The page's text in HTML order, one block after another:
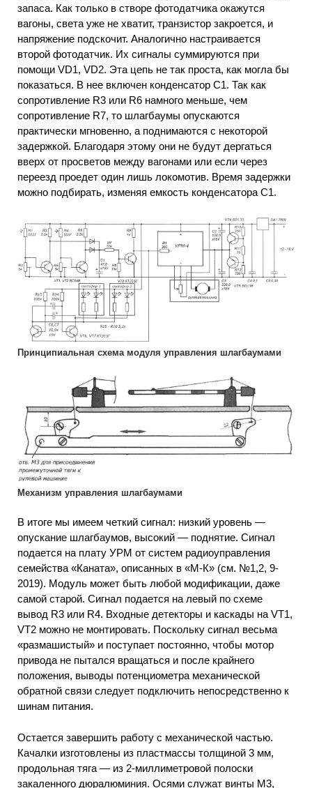
запаса. Как только в створе фотодатчика окажутся
вагоны, света уже не хватит, транзистор закроется, и
напряжение подскочит. Аналогично настраивается
второй фотодатчик. Их сигналы суммируются при
помощи VD1, VD2. Эта цепь не так проста, как могла бы
показаться. В нее включен конденсатор С1. Так как
сопротивление R3 или R6 намного меньше, чем
сопротивление R7, то шлагбаумы опускаются
практически мгновенно, а поднимаются с некоторой
задержкой. Благодаря этому они не будут дергаться
вверх от просветов между вагонами или если через
переезд проедет один лишь локомотив. Время задержки
можно подбирать, изменяя емкость конденсатора С1.
Принципиальная схема модуля управления шлагбаумами
Механизм управления шлагбаумами
В итоге мы имеем четкий сигнал: низкий уровень —
опускание шлагбаумов, высокий — поднятие. Сигнал
подается на плату УРМ от систем радиоуправления
семейства «Каната», описанных в «М-К» (см. №1,2, 9-
2019). Модуль может быть любой модификации, даже
самой старой. Сигнал подается на левый по схеме
вывод R3 или R4. Входные детекторы и каскады на VТ1,
VТ2 можно не монтировать. Поскольку сигнал весьма
«размашистый» и поступает постоянно, чтобы мотор
привода не пытался вращаться и после крайнего
положения, выводы потенциометра механической
обратной связи следует подключить непосредственно к
шинам питания.
Остается завершить работу с механической частью.
Качалки изготовлены из пластмассы толщиной 3 мм,
продольная тяга — из 2-миллиметровой полоски
закаленного дюралюминия. Осями служат винты М3,